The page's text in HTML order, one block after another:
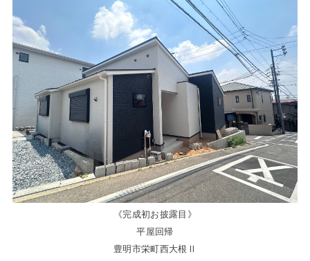
《完成初お披露目》
平屋回帰
豊明市栄町西大根Ⅱ